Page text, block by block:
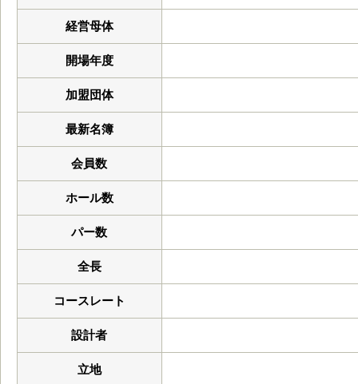
経営母体
開場年度
加盟団体
最新名簿
会員数
ホール数
パー数
全長
コースレート
設計者
立地